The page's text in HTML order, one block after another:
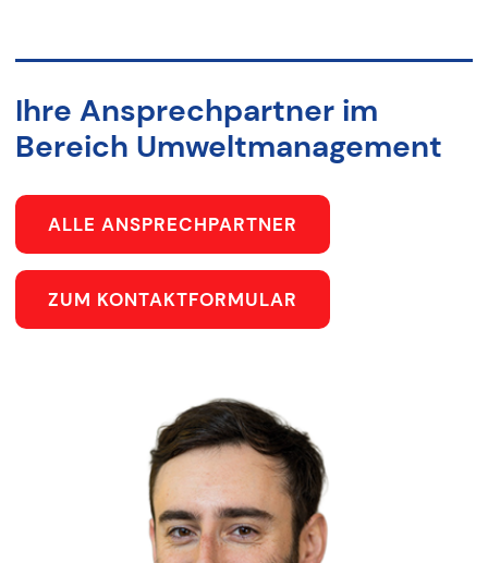
Ihre Ansprechpartner im
Bereich Umweltmanagement
ALLE ANSPRECHPARTNER
ZUM KONTAKTFORMULAR